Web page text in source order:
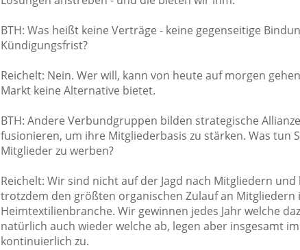
BTH: Was heißt keine Verträge - keine gegenseitige
Kündigungsfrist?
Reichelt: Nein. Wer will, kann von heute auf morgen
Markt keine Alternative bietet.
BTH: Andere Verbundgruppen bilden strategische
fusionieren, um ihre Mitgliederbasis zu stärken. Was tun
Mitglieder zu werben?
Reichelt: Wir sind nicht auf der Jagd nach Mitgliedern und
trotzdem den größten organischen Zulauf an Mitgliedern
Heimtextilienbranche. Wir gewinnen jedes Jahr welche
natürlich auch wieder welche ab, legen aber insgesamt
kontinuierlich zu.